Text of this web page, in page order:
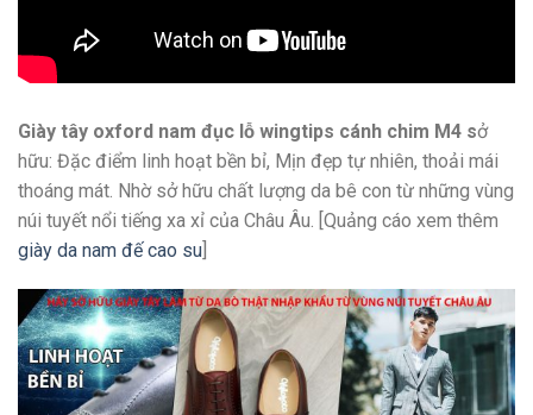
Giày tây oxford nam đục lỗ wingtips cánh chim M4 sở
hữu: Đặc điểm linh hoạt bền bỉ, Mịn đẹp tự nhiên, thoải mái
thoáng mát. Nhờ sở hữu chất lượng da bê con từ những vùng
núi tuyết nổi tiếng xa xỉ của Châu Âu. [Quảng cáo xem thêm
giày da nam đế cao su